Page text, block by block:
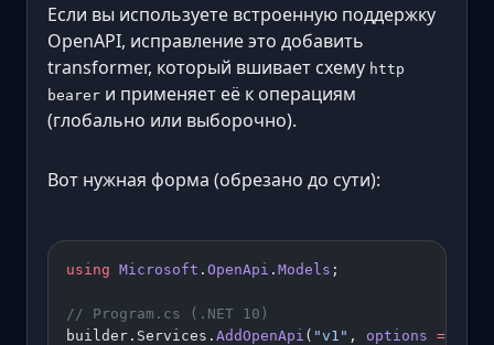
Если вы используете встроенную поддержку
OpenAPI, исправление это добавить
transformer, который вшивает схему http
bearer и применяет её к операциям
(глобально или выборочно).
Вот нужная форма (обрезано до сути):
using Microsoft . OpenApi . Models ;
// Program.cs (.NET 10)
builder.Services. AddOpenApi ( "v1" , options =>